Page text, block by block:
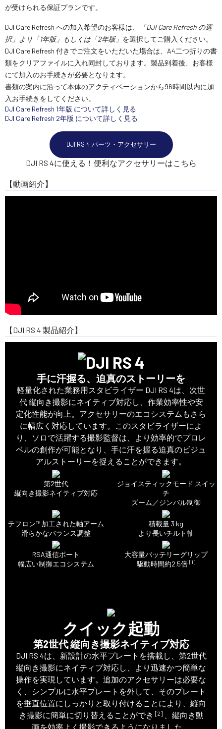
が受けられる保証プランです。
DJI Care Refresh への加入希望のお客様は、
「DJI Care Refresh の選
択」より「1年版」もしくは「2年版」 を選択してご購入ください。
DJI Care Refresh 付きでご注文をいただいた場合は、A4二つ折りの書
類をクリアファイルに入れ同封しております。製品到着後、お客様
にて加入のお手続きが必要となります。
書類の案内に沿って本体のアクティベーションから96時間以内に加
入お手続きをしてください。
DJI Care Refresh 1年版 について詳しく見る
DJI Care Refresh 2年版 について詳しく見る
DJI RS 4 パーツ・アクセサリー
DJI RS 4に使える！便利なアクセサリーはこちら
【動画紹介】
【DJI RS 4 製品紹介】
手に汗握る、迫真のストーリーを
軽量化された業務用スタビライザー DJI RS 4は、次世
代 縦向き撮影にネイティブ対応し、作業効率性や安
定化性能が向上。アクセサリーのエコシステムもさら
に幅広く対応しています。このスタビライザーによ
り、ソロで活躍する撮影監督は、より効率的でプロレ
ベルの創作が可能となり、手に汗を握る迫真のビジュ
アルストーリーを捉えることができます。
第2世代
縦向き撮影ネイティブ対応
ジョイスティックモード スイッ
チ
ズーム／ジンバル制御
テフロン™ 加工された軸アーム
滑らかなバランス調整
積載量 3 kg
より長いチルト軸
RSA通信ポート
幅広い制御エコシステム
大容量バッテリーグリップ
駆動時間約2.5倍[1]
クイック起動
第2世代 縦向き撮影ネイティブ対応
DJI RS 4は、新設計の水平プレートを搭載し、第2世代
縦向き撮影にネイティブ対応し、より迅速かつ簡単な
操作を実現しています。追加のアクセサリーは必要な
く、シンプルに水平プレートを外して、そのプレート
を垂直位置にしっかりと取り付けることにより、縦向
き撮影に簡単に切り替えることができ [2]、縦向き動
画を効率よく撮影できるようになりました。